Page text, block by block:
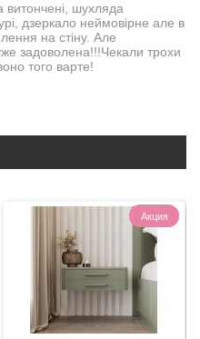
витончені, шухляда
дзеркало неймовірне але в
на стіну. Але
задоволена!!!Чекали трохи
того варте!
Акция